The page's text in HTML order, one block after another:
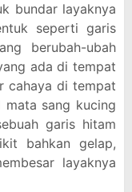
bundar layaknya
seperti garis
berubah-ubah
ada di tempat
cahaya di tempat
sang kucing
garis hitam
bahkan gelap,
layaknya